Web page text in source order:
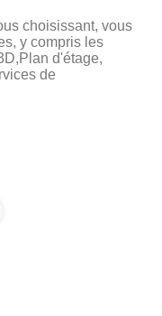
choisissant, vous
y compris les
d'étage,
de